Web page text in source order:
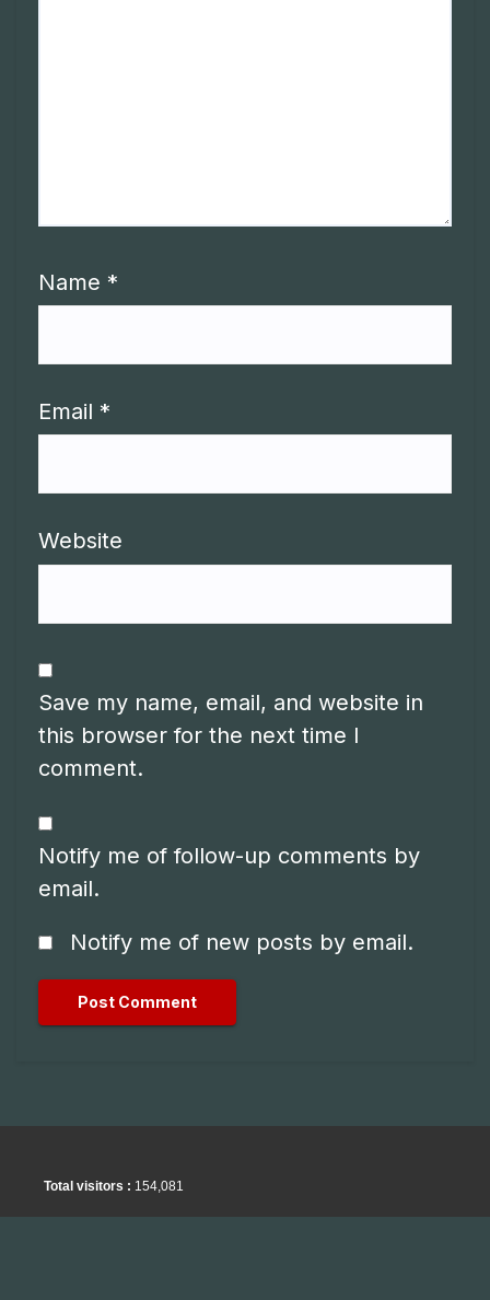
Name *
Email *
Website
Save my name, email, and website in
this browser for the next time I
comment.
Notify me of follow-up comments by
email.
Notify me of new posts by email.
Total visitors : 154,081